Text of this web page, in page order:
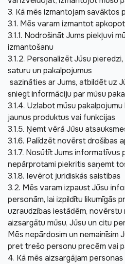
3. Kā mēs izmantojam savāktos
3.1. Mēs varam izmantot
3.1.1. Nodrošināt Jums piekļuvi
izmantošanu
3.1.2. Personalizēt Jūsu
saturu un pakalpojumus
sniegt informāciju par mūsu
3.1.4. Uzlabot mūsu
jaunus produktus vai funkcijas
3.1.5. Ņemt vērā Jūsu
3.1.6. Palīdzēt novērst drošības
3.1.7. Nosūtīt Jums informatīvus
nepārprotami piekritis saņemt
3.1.8. Ievērot juridiskās saistības
3.2. Mēs varam izpaust Jūsu
personām, lai izpildītu likumīgās
uzraudzības iestādēm, novērstu
aizsargātu mūsu, Jūsu un citu
Mēs nepārdosim un nemainīsim
pret trešo personu precēm vai
4. Kā mēs aizsargājam personas